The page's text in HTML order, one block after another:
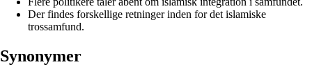
Der findes forskellige retninger inden for det islamiske
trossamfund.
Synonymer